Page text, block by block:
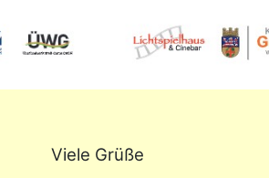
Viele Grüße